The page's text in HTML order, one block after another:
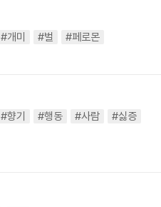
#개미 #벌 #페로몬
#향기 #행동 #사람
#싫증